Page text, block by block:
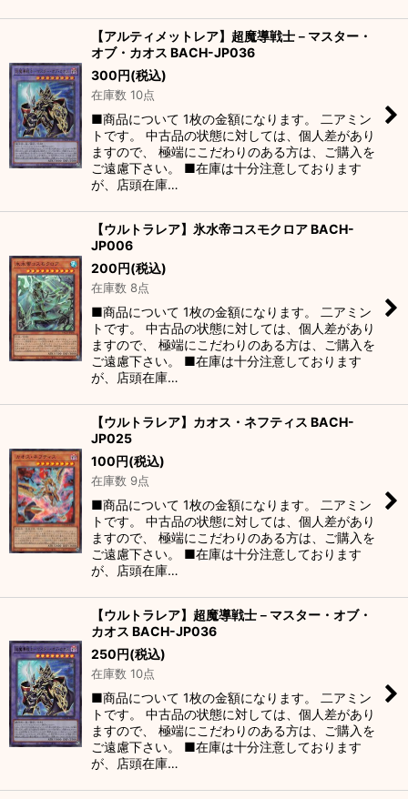
【アルティメットレア】超魔導戦士－マスター・
オブ・カオス BACH-JP036
300円(税込)
在庫数 10点
■商品について 1枚の金額になります。 二アミン
トです。 中古品の状態に対しては、個人差があり
ますので、 極端にこだわりのある方は、ご購入を
ご遠慮下さい。 ■在庫は十分注意しております
が、店頭在庫…
【ウルトラレア】氷水帝コスモクロア BACH-
JP006
200円(税込)
在庫数 8点
■商品について 1枚の金額になります。 二アミン
トです。 中古品の状態に対しては、個人差があり
ますので、 極端にこだわりのある方は、ご購入を
ご遠慮下さい。 ■在庫は十分注意しております
が、店頭在庫…
【ウルトラレア】カオス・ネフティス BACH-
JP025
100円(税込)
在庫数 9点
■商品について 1枚の金額になります。 二アミン
トです。 中古品の状態に対しては、個人差があり
ますので、 極端にこだわりのある方は、ご購入を
ご遠慮下さい。 ■在庫は十分注意しております
が、店頭在庫…
【ウルトラレア】超魔導戦士－マスター・オブ・
カオス BACH-JP036
250円(税込)
在庫数 10点
■商品について 1枚の金額になります。 二アミン
トです。 中古品の状態に対しては、個人差があり
ますので、 極端にこだわりのある方は、ご購入を
ご遠慮下さい。 ■在庫は十分注意しております
が、店頭在庫…